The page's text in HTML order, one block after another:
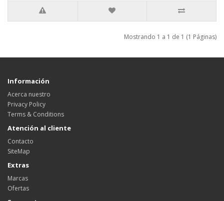
Mostrando 1 a 1 de 1 (1 Páginas)
Información
Acerca nuestro
Privacy Policy
Terms & Conditions
Atención al cliente
Contacto
SiteMap
Extras
Marcas
Ofertas